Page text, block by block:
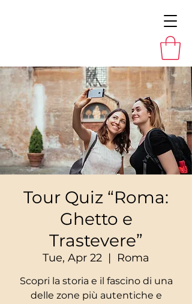
Tour Quiz “Roma:
Ghetto e
Trastevere”
Tue, Apr 22
  |
Roma
Scopri la storia e il fascino di una
delle zone più autentiche e